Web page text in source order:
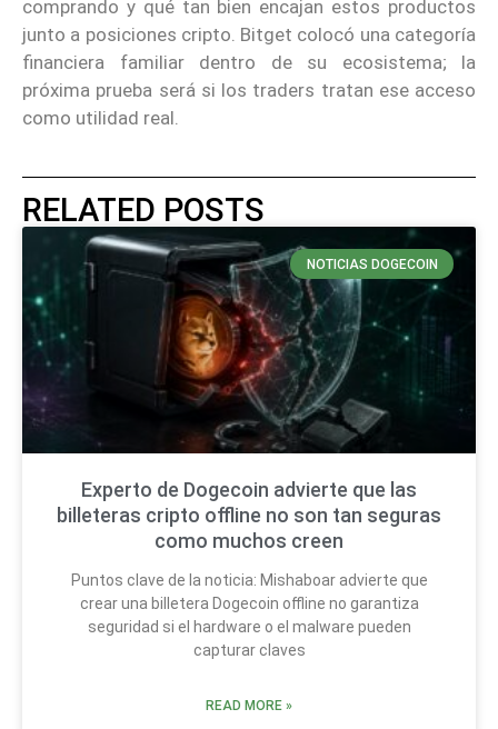
comprando y qué tan bien encajan estos productos
junto a posiciones cripto. Bitget colocó una categoría
financiera familiar dentro de su ecosistema; la
próxima prueba será si los traders tratan ese acceso
como utilidad real.
RELATED POSTS
NOTICIAS DOGECOIN
Experto de Dogecoin advierte que las
billeteras cripto offline no son tan seguras
como muchos creen
Puntos clave de la noticia: Mishaboar advierte que
crear una billetera Dogecoin offline no garantiza
seguridad si el hardware o el malware pueden
capturar claves
READ MORE »